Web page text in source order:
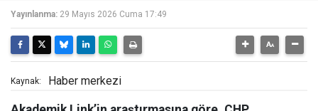
Yayınlanma: 29 Mayıs 2026 Cuma 17:49
Kaynak: Haber merkezi